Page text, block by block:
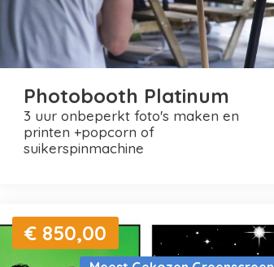
Photobooth Platinum
3 uur onbeperkt foto's maken en
printen +popcorn of
suikerspinmachine
€ 850,00